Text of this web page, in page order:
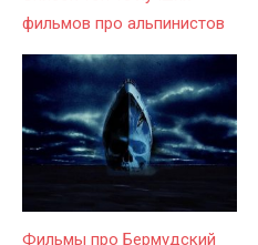
фильмов про альпинистов
Фильмы про Бермудский